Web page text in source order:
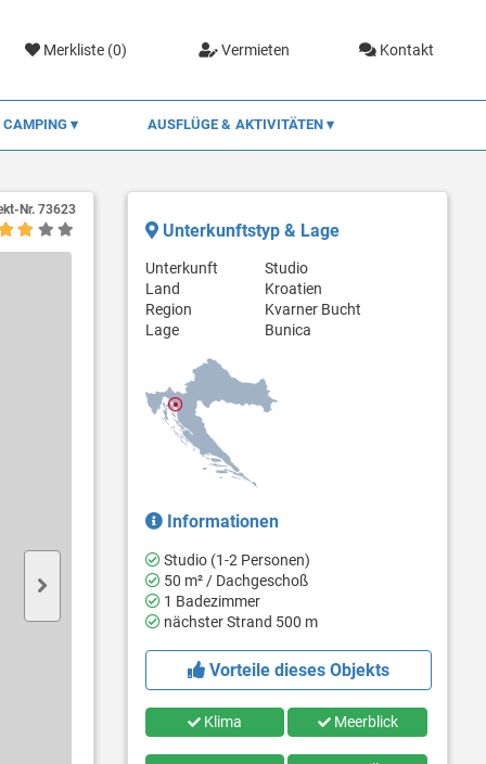
Merkliste (0) Vermieten Kontakt
CAMPING AUSFLÜGE & AKTIVITÄTEN
Nr. 73623
Unterkunftstyp & Lage
Unterkunft
Studio
Land
Kroatien
Region
Kvarner Bucht
Lage
Bunica
Informationen
Studio (1-2 Personen)
50 m² / Dachgeschoß
1 Badezimmer
nächster Strand 500 m
Vorteile dieses Objekts
Klima Meerblick